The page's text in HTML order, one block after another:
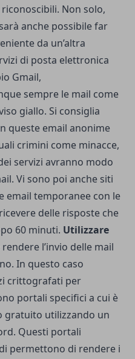
Non solo,
anche possibile far
da un’altra
di posta elettronica
Gmail,
sempre le mail come
giallo. Si consiglia
queste email anonime
crimini come minacce,
servizi avranno modo
Vi sono poi anche siti
email temporanee con le
delle risposte che
60 minuti. Utilizzare
l’invio delle mail
In questo caso
crittografati per
portali specifici a cui è
gratuito utilizzando un
Questi portali
permettono di rendere i